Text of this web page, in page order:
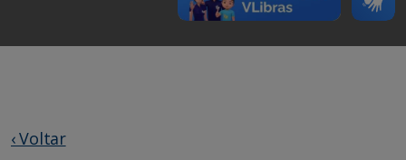
‹ Voltar